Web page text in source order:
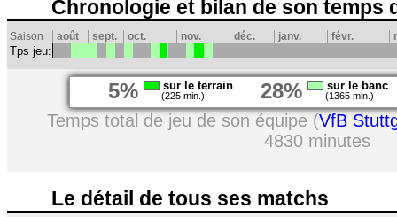
Chronologie et bilan de son temps
Saison août sept. oct. nov. déc. janv. févr.
Tps jeu:
5% sur le terrain
(225 min.) 28% sur le banc
(1365 min.)
Temps total de jeu de son équipe (VfB
4830 minutes
Le détail de tous ses matchs